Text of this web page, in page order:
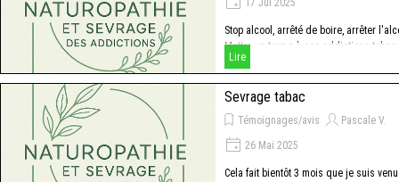
17 Jul 2025
Stop alcool, arrêté de boire, arrêter
Mettre un terme à ses addictions tabac
alcool
Lire
Sevrage tabac
Témoignages/avis
Pascale V.
26 Mai 2025
Cela fait bientôt 3 mois que je suis